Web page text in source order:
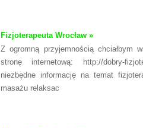
Fizjoterapeuta Wrocław »
Z ogromną przyjemnością chciałbym
stronę internetową: http://dobry-
niezbędne informację na temat
masażu relaksac